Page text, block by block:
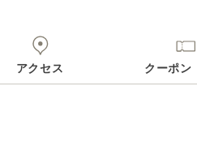
アクセス クーポン